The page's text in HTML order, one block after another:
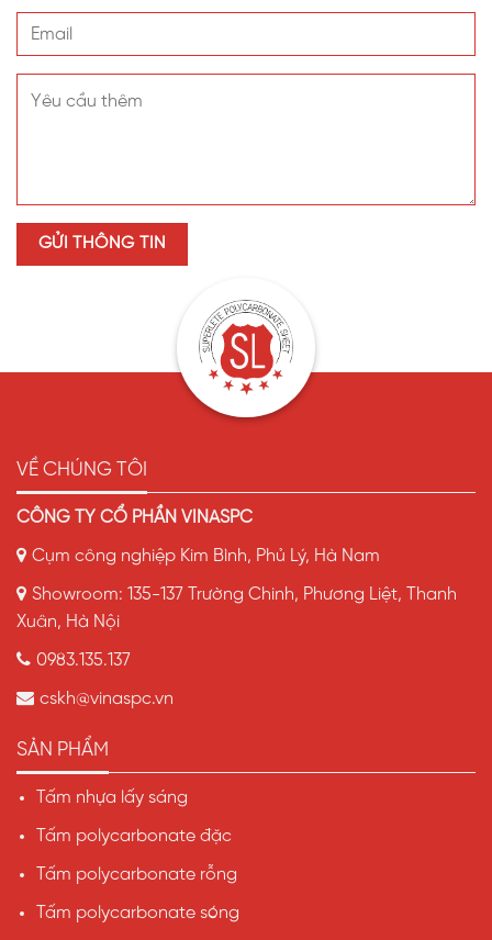
VỀ CHÚNG TÔI
CÔNG TY CỔ PHẦN VINASPC
Cụm công nghiệp Kim Bình, Phủ Lý, Hà Nam
Showroom: 135-137 Trường Chinh, Phương Liệt, Thanh
Xuân, Hà Nội
0983.135.137
cskh@vinaspc.vn
SẢN PHẨM
Tấm nhựa lấy sáng
Tấm polycarbonate đặc
Tấm polycarbonate rỗng
Tấm polycarbonate sóng